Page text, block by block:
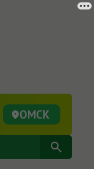
ОМСК